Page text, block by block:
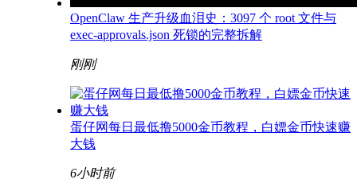
OpenClaw 生产升级血泪史：3097 个 root 文件与
exec-approvals.json 死锁的完整拆解
刚刚
蛋仔网每日最低撸5000金币教程，白嫖金币快速赚
大钱
6小时前